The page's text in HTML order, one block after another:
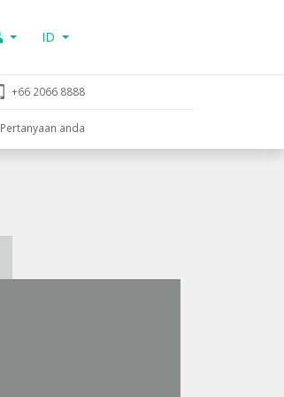
ID
+66 2066 8888
Pertanyaan anda